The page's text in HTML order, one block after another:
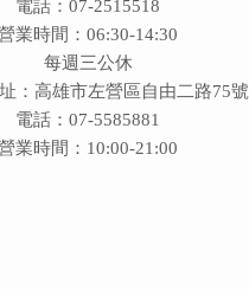
電話：07-2515518
業時間：06:30-14:30
每週三公休
：高雄市左營區自由二路75號
電話：07-5585881
業時間：10:00-21:00